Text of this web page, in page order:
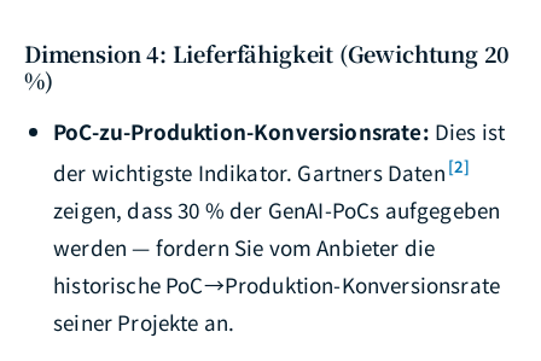
Dimension 4: Lieferfähigkeit (Gewichtung 20
%)
PoC-zu-Produktion-Konversionsrate: Dies ist
der wichtigste Indikator. Gartners Daten [2]
zeigen, dass 30 % der GenAI-PoCs aufgegeben
werden — fordern Sie vom Anbieter die
historische PoC→Produktion-Konversionsrate
seiner Projekte an.